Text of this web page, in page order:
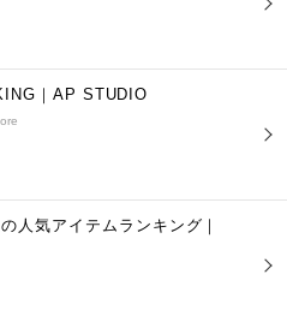
｜AP STUDIO
人気アイテムランキング｜